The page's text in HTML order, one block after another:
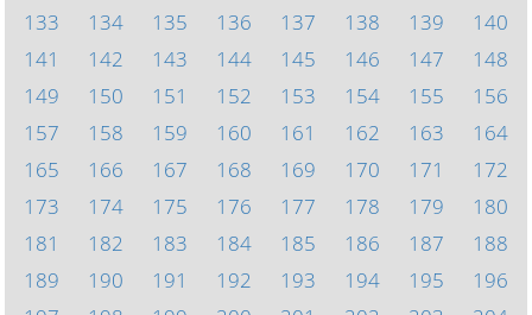
133
134 135 136 137 138 139
140
141
142 143 144 145 146 147
148
149
150 151 152 153 154 155
156
157
158 159 160 161 162 163
164
165
166 167 168 169 170 171
172
173
174 175 176 177 178 179
180
181
182 183 184 185 186 187
188
189
190 191 192 193 194 195
196